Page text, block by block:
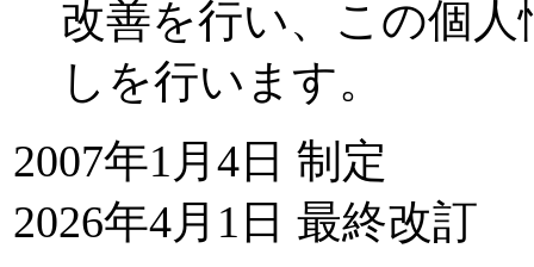
改善を行い、この個
しを行います。
2007年1月4日 制定
2026年4月1日 最終改訂